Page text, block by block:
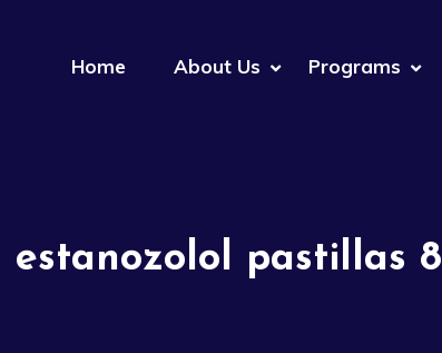
Home About Us Programs
estanozolol pastillas 8